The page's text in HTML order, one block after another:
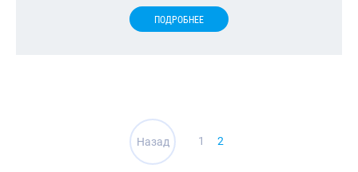
ПОДРОБНЕЕ
Назад 1 2